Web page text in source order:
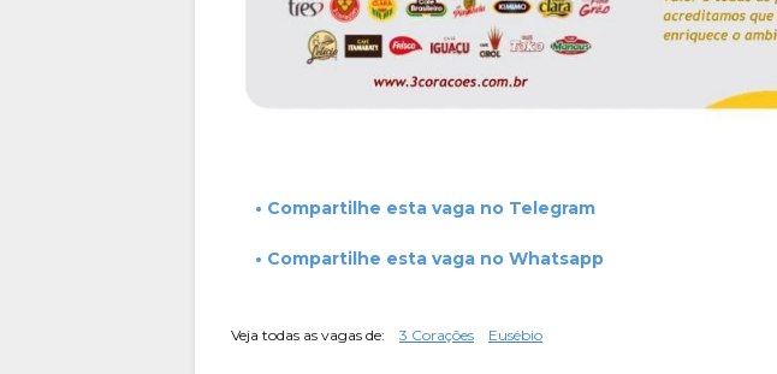
• Compartilhe esta vaga no Telegram
• Compartilhe esta vaga no Whatsapp
Veja todas as vagas de: 3 Corações Eusébio